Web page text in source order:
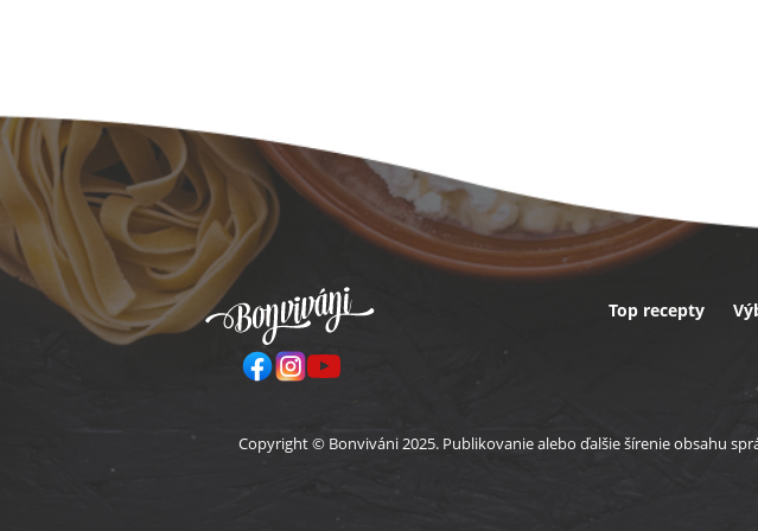
Päta
Top recepty
Copyright © Bonviváni 2025. Publikovanie alebo ďalšie šírenie obsahu